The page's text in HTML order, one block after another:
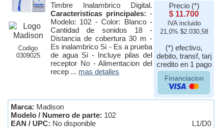
Codigo
0309025
Timbre Inalambrico Digital.
Caracteristicas principales: -
Modelo: 102 - Color: Blanco -
Cantidad de sonidos 18 -
Distancia de cobertura 30 m -
Es inalambrico Si - Es a prueba
de agua Si - Incluye pilas del
receptor No - Alimentacion del
recep ... mas detalles
Precio (*)
$ 11.700
IVA incluido
21,0% $2.030,58
(*) efectivo,
debito, transf, tarj
credito en 1 pago
Financiacion
Marca: Madison
Modelo / Numero de parte: 102
EAN / UPC: No disponible L1/D0